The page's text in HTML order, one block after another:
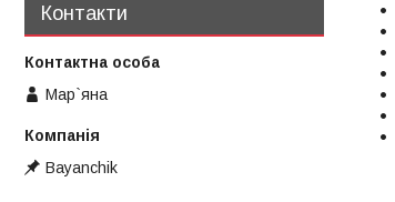
Контакти
Мар`яна
Bayanchik